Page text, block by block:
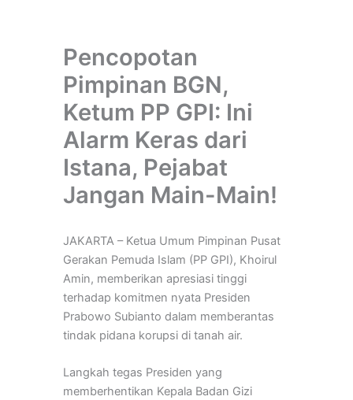
Pencopotan
Pimpinan BGN,
Ketum PP GPI: Ini
Alarm Keras dari
Istana, Pejabat
Jangan Main-Main!
JAKARTA – Ketua Umum Pimpinan Pusat
Gerakan Pemuda Islam (PP GPI), Khoirul
Amin, memberikan apresiasi tinggi
terhadap komitmen nyata Presiden
Prabowo Subianto dalam memberantas
tindak pidana korupsi di tanah air.
Langkah tegas Presiden yang
memberhentikan Kepala Badan Gizi